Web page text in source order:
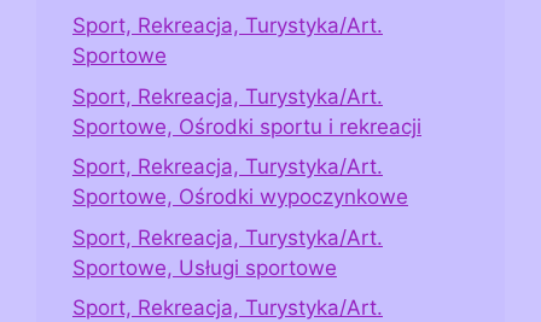
Sport, Rekreacja, Turystyka/Art.
Sportowe
Sport, Rekreacja, Turystyka/Art.
Sportowe, Ośrodki sportu i rekreacji
Sport, Rekreacja, Turystyka/Art.
Sportowe, Ośrodki wypoczynkowe
Sport, Rekreacja, Turystyka/Art.
Sportowe, Usługi sportowe
Sport, Rekreacja, Turystyka/Art.